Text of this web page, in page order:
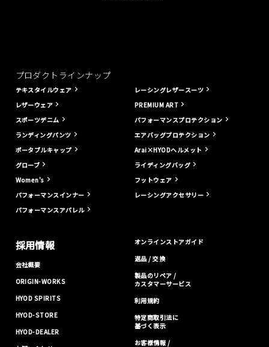
プロダクトラインナップ
テキスタイルウェア
レザーウェア
スポーツデニム
ランディングパンツ
ポータブルキャップ
グローブ
Women's
パフォーマンスインナー
パフォーマンスアパレル
レーシングレザースーツ
PREMIUM ART
パフォーマンスプロテクション
エアバッグプロテクション
Arai×HYODヘルメット
ライディングバッグ
フットウェア
レーシングアクセサリー
採用情報
会社概要
ORIGIN-WORKS
HYOD SPIRITS
HYOD-STORE
HYOD-DEALER
オンラインストアガイド
返品 / 交換
製品のリペア /
カスタマーサービス
利用規約
特定商取引法に
基づく表示
お客様情報 /